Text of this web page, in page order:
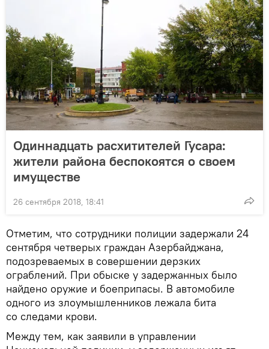
Одиннадцать расхитителей Гусара:
жители района беспокоятся о своем
имуществе
26 сентября 2018, 18:41
Отметим, что сотрудники полиции задержали 24
сентября четверых граждан Азербайджана,
подозреваемых в совершении дерзких
ограблений. При обыске у задержанных было
найдено оружие и боеприпасы. В автомобиле
одного из злоумышленников лежала бита
со следами крови.
Между тем, как заявили в управлении